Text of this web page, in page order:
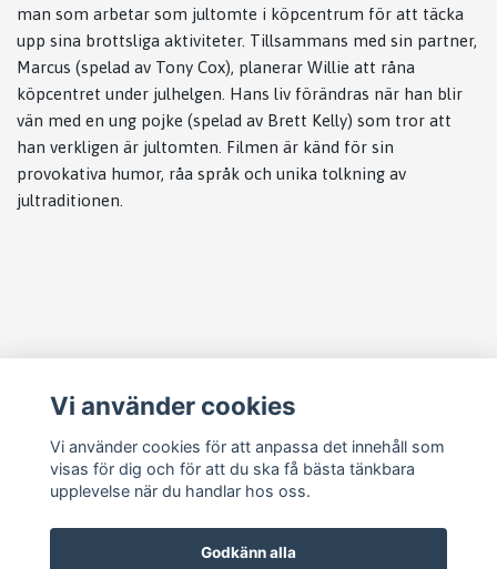
man som arbetar som jultomte i köpcentrum för att täcka
upp sina brottsliga aktiviteter. Tillsammans med sin partner,
Marcus (spelad av Tony Cox), planerar Willie att råna
köpcentret under julhelgen. Hans liv förändras när han blir
vän med en ung pojke (spelad av Brett Kelly) som tror att
han verkligen är jultomten. Filmen är känd för sin
provokativa humor, råa språk och unika tolkning av
jultraditionen.
Köpvillkor
Kontakt
Cookie Concent
Vi använder cookies
Vi använder cookies för att anpassa det innehåll som
visas för dig och för att du ska få bästa tänkbara
upplevelse när du handlar hos oss.
Godkänn alla